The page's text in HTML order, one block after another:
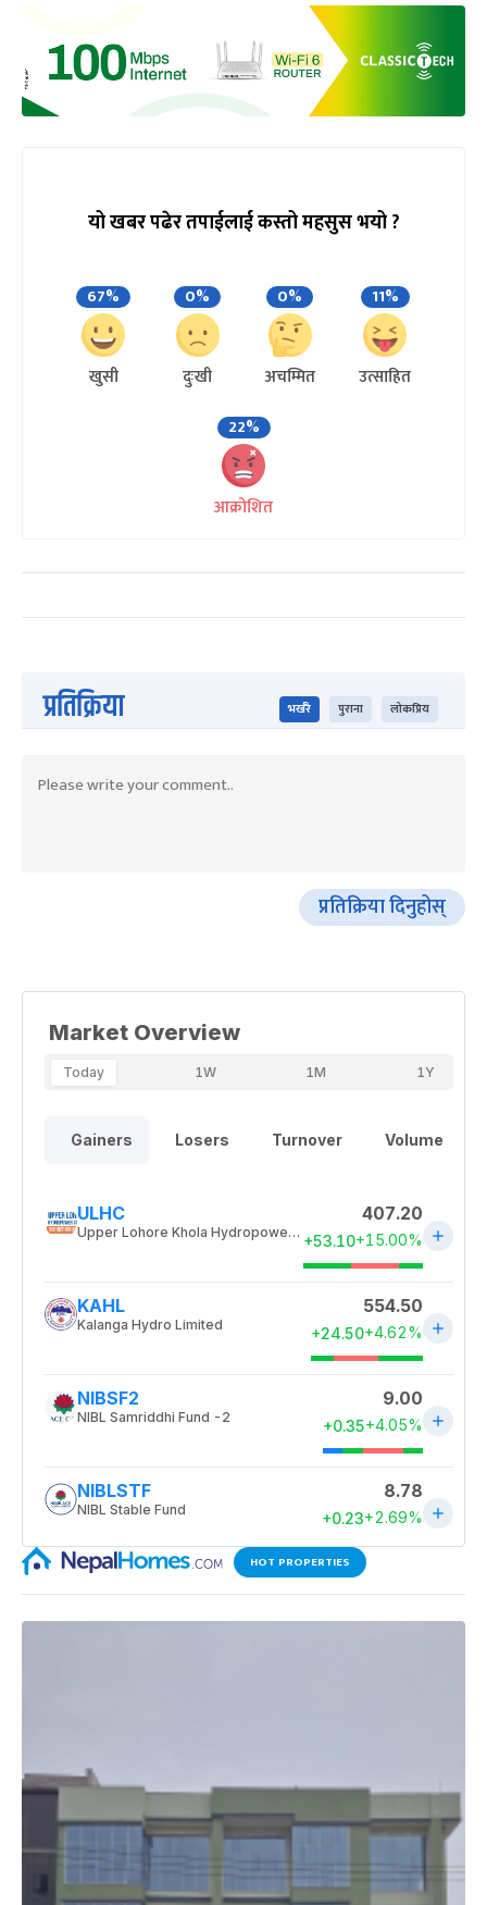
यो खबर पढेर तपाईलाई कस्तो महसुस भयो ?
67%
खुसी
0%
दुःखी
0%
अचम्मित
11%
उत्साहित
22%
आक्रोशित
प्रतिक्रिया भर्खरै पुराना लोकप्रिय
प्रतिक्रिया दिनुहोस्
HOT PROPERTIES